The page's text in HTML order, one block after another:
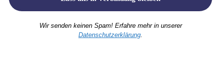
Wir senden keinen Spam! Erfahre mehr in unserer
Datenschutzerklärung.